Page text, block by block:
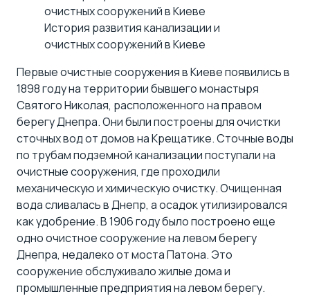
История развития канализации и
очистных сооружений в Киеве
Первые очистные сооружения в Киеве появились в
1898 году на территории бывшего монастыря
Святого Николая, расположенного на правом
берегу Днепра. Они были построены для очистки
сточных вод от домов на Крещатике. Сточные воды
по трубам подземной канализации поступали на
очистные сооружения, где проходили
механическую и химическую очистку. Очищенная
вода сливалась в Днепр, а осадок утилизировался
как удобрение. В 1906 году было построено еще
одно очистное сооружение на левом берегу
Днепра, недалеко от моста Патона. Это
сооружение обслуживало жилые дома и
промышленные предприятия на левом берегу.